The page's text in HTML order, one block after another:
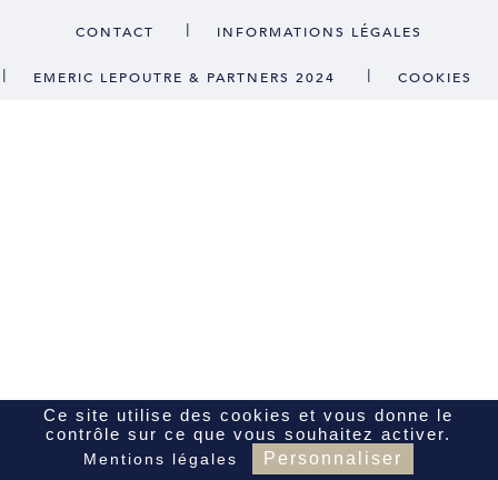
CONTACT | INFORMATIONS LÉGALES
| EMERIC LEPOUTRE & PARTNERS 2024 | COOKIES
Ce site utilise des cookies et vous donne le
contrôle sur ce que vous souhaitez activer.
Mentions légales Personnaliser